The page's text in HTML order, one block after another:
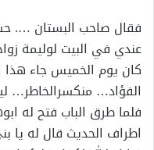
فقال صاحب البستان ….
عندي في البيت لوليمة
كان يوم الخميس جاء
الفؤاد…
فلما طرق الباب فتح له
اطراف الحديث قال له